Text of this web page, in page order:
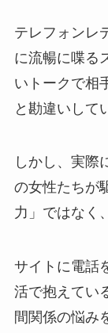
テレフォンレ
に流暢に喋る
いトークで相
と勘違いして
しかし、実際
の女性たちが
力」ではなく
サイトに電話
活で抱えてい
間関係の悩み